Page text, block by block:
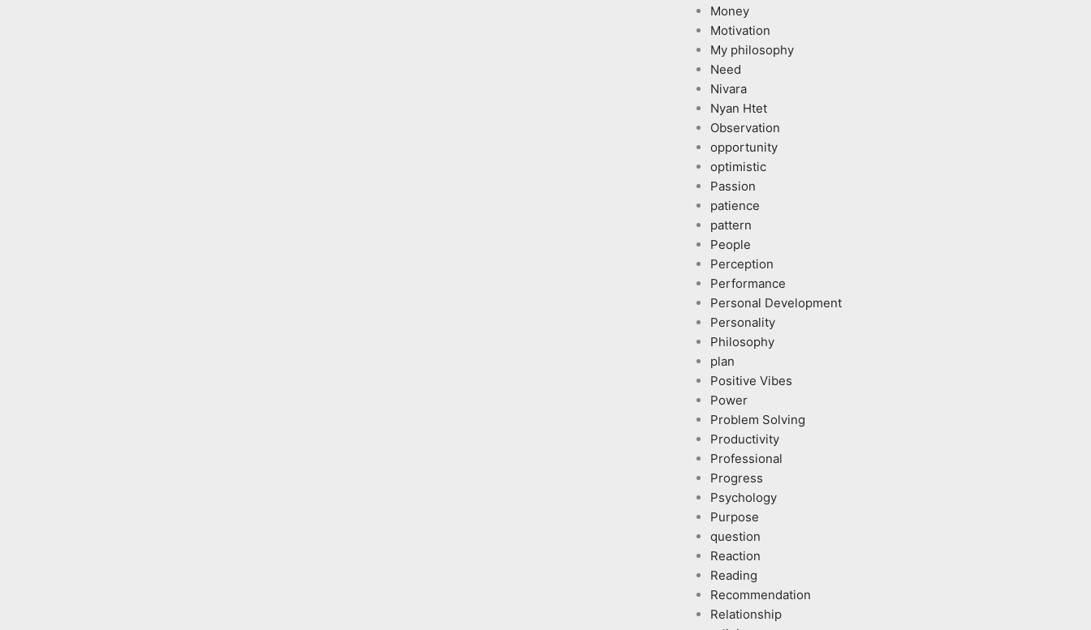
Money
Motivation
My philosophy
Need
Nivara
Nyan Htet
Observation
opportunity
optimistic
Passion
patience
pattern
People
Perception
Performance
Personal Development
Personality
Philosophy
plan
Positive Vibes
Power
Problem Solving
Productivity
Professional
Progress
Psychology
Purpose
question
Reaction
Reading
Recommendation
Relationship